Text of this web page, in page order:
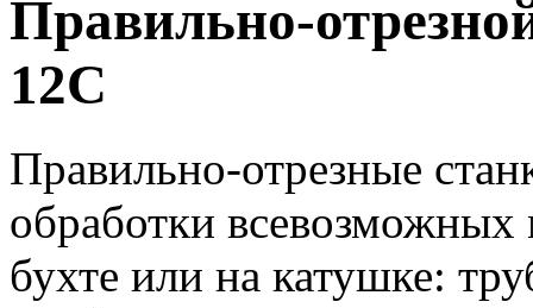
Правильно-
12C
Правильно-отрезные
обработки всевозможных
бухте или на катушке: